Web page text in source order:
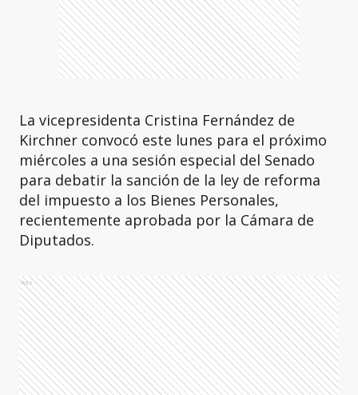
La vicepresidenta Cristina Fernández de
Kirchner convocó este lunes para el próximo
miércoles a una sesión especial del Senado
para debatir la sanción de la ley de reforma
del impuesto a los Bienes Personales,
recientemente aprobada por la Cámara de
Diputados.
Ads